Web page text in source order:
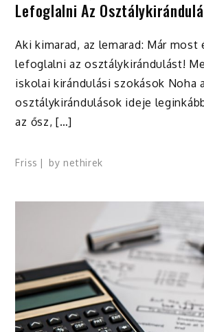
Lefoglalni Az
Aki kimarad, az lemarad: Már most
lefoglalni az osztálykirándulást!
iskolai kirándulási szokások Noha
osztálykirándulások ideje
az ősz, […]
Friss by nethirek